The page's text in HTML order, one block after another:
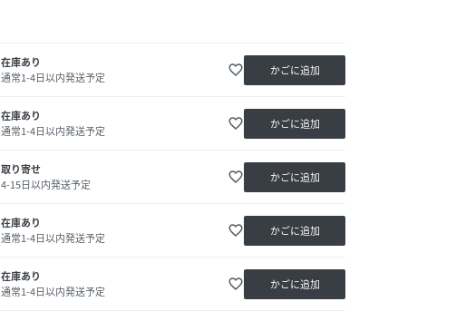
在庫あり
通常1-4日以内発送予定
favorite_border かごに追加
在庫あり
通常1-4日以内発送予定
favorite_border かごに追加
取り寄せ
4-15日以内発送予定
favorite_border かごに追加
在庫あり
通常1-4日以内発送予定
favorite_border かごに追加
在庫あり
通常1-4日以内発送予定
favorite_border かごに追加